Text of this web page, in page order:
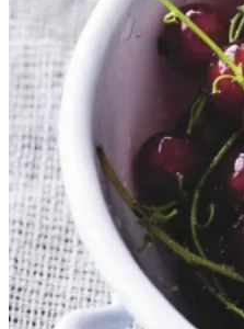
Rysteribs Rysteribs
Gem opskrift
Dessert
Dansk mad